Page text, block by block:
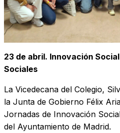
23 de abril. Innovación
Sociales
La Vicedecana del Colegio,
la Junta de Gobierno Félix
Jornadas de Innovación
del Ayuntamiento de Madrid.